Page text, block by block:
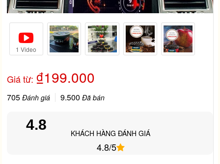
1 Video
Giá từ: ₫199.000
705 Đánh giá 9.500 Đã bán
4.8
KHÁCH HÀNG ĐÁNH GIÁ
4.8/5